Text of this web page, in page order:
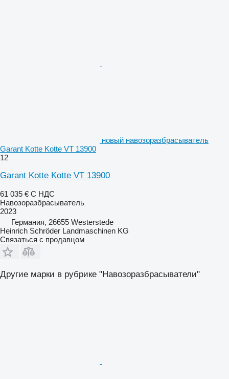
новый навозоразбрасыватель
Garant Kotte Kotte VT 13900
12
Garant Kotte Kotte VT 13900
61 035 € С НДС
Навозоразбрасыватель
2023
Германия, 26655 Westerstede
Heinrich Schröder Landmaschinen KG
Связаться с продавцом
Другие марки в рубрике "Навозоразбрасыватели"